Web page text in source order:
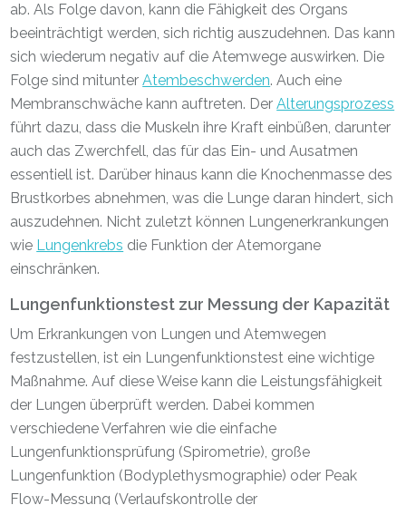
ab. Als Folge davon, kann die Fähigkeit des Organs
beeinträchtigt werden, sich richtig auszudehnen. Das kann
sich wiederum negativ auf die Atemwege auswirken. Die
Folge sind mitunterAtembeschwerden. Auch eine
Membranschwäche kann auftreten. DerAlterungsprozess
führt dazu, dass die Muskeln ihre Kraft einbüßen, darunter
auch das Zwerchfell, das für das Ein- und Ausatmen
essentiell ist. Darüber hinaus kann die Knochenmasse des
Brustkorbes abnehmen, was die Lunge daran hindert, sich
auszudehnen. Nicht zuletzt können Lungenerkrankungen
wie Lungenkrebs die Funktion der Atemorgane
einschränken.
Lungenfunktionstest zur Messung der Kapazität
Um Erkrankungen von Lungen und Atemwegen
festzustellen, ist ein Lungenfunktionstest eine wichtige
Maßnahme. Auf diese Weise kann die Leistungsfähigkeit
der Lungen überprüft werden. Dabei kommen
verschiedene Verfahren wie die einfache
Lungenfunktionsprüfung (Spirometrie), große
Lungenfunktion ( Bodyplethysmographie) oder Peak
Flow-Messung (Verlaufskontrolle der